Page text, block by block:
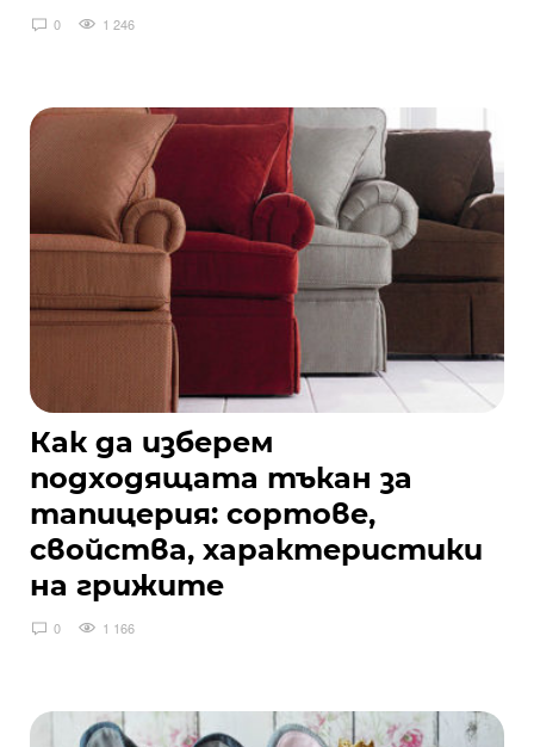
0 1 246
Как да изберем
подходящата тъкан за
тапицерия: сортове,
свойства, характеристики
на грижите
0 1 166